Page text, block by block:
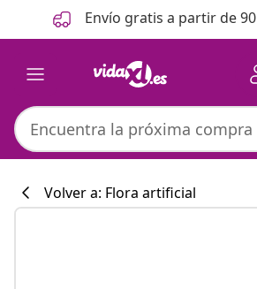
Anterior
Siguiente Envío gratis a partir de
Volver a: Flora artificial